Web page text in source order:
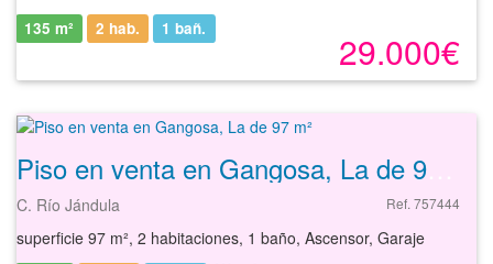
29.000€
135 m² 2 hab. 1 bañ.
C. Río Jándula Ref. 757444
superficie 97 m², 2 habitaciones, 1 baño, Ascensor, Garaje